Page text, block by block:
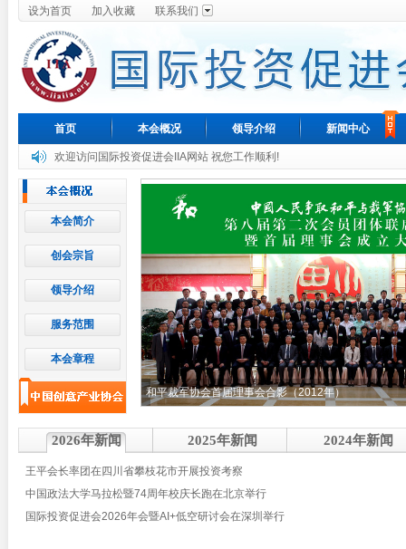
设为首页 加入收藏 联系我们
首页 本会概况 领导介绍 新闻中心
欢迎访问国际投资促进会IIA网站 祝您工作顺利!
本会简介
创会宗旨
领导介绍
服务范围
本会章程
和平裁军协会首届理事会合影（2012年）
2026年新闻 2025年新闻 2024年新闻
王平会长率团在四川省攀枝花市开展投资考察
中国政法大学马拉松暨74周年校庆长跑在北京举行
国际投资促进会2026年会暨AI+低空研讨会在深圳举行